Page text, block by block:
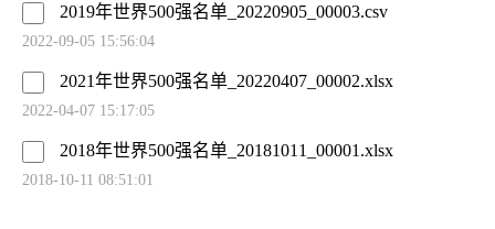
2019年世界500强名单_20220905_00003.csv
2022-09-05 15:56:04
2021年世界500强名单_20220407_00002.xlsx
2022-04-07 15:17:05
2018年世界500强名单_20181011_00001.xlsx
2018-10-11 08:51:01